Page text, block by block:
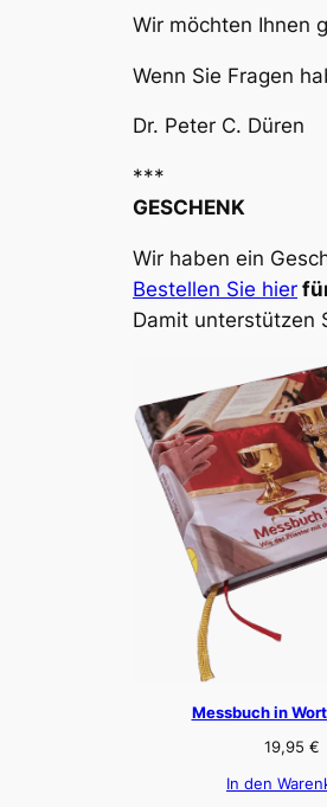
Wir möchten Ihnen
Wenn Sie Fragen
Dr. Peter C. Düren
***
GESCHENK
Wir haben ein
Bestellen Sie hier
Damit unterstützen
Messbuch in
19,95 €
In den